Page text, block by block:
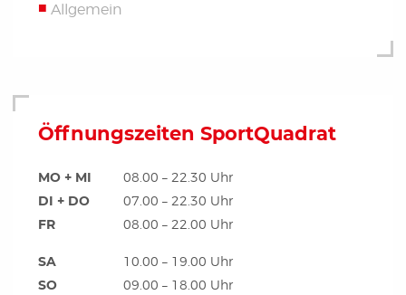
Allgemein
Öffnungszeiten SportQuadrat
MO + MI 08.00 – 22.30 Uhr
DI + DO 07.00 – 22.30 Uhr
FR 08.00 – 22.00 Uhr
SA 10.00 – 19.00 Uhr
SO 09.00 – 18.00 Uhr